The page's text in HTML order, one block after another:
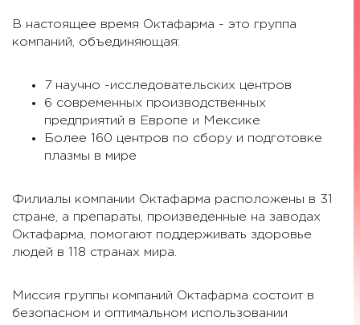
В настоящее время Октафарма - это группа
компаний, объединяющая:
7 научно -исследовательских центров
6 современных производственных
предприятий в Европе и Мексике
Более 160 центров по сбору и подготовке
плазмы в мире
Филиалы компании Октафарма расположены в 31
стране, а препараты, произведенные на заводах
Октафарма, помогают поддерживать здоровье
людей в 118 странах мира.
Миссия группы компаний Октафарма состоит в
безопасном и оптимальном использовании